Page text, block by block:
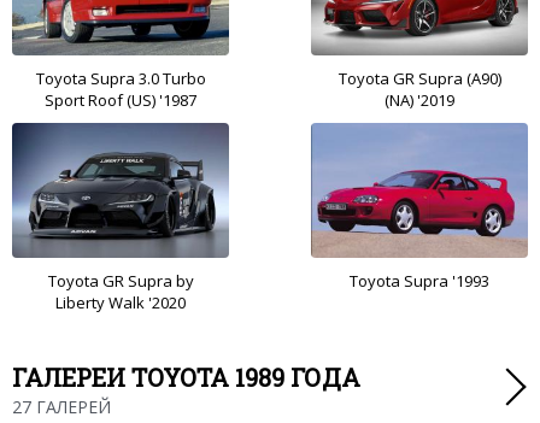
Toyota Supra 3.0 Turbo
Sport Roof (US) '1987
Toyota GR Supra (A90)
(NA) '2019
Toyota GR Supra by
Liberty Walk '2020
Toyota Supra '1993
ГАЛЕРЕИ TOYOTA 1989 ГОДА
27 ГАЛЕРЕЙ